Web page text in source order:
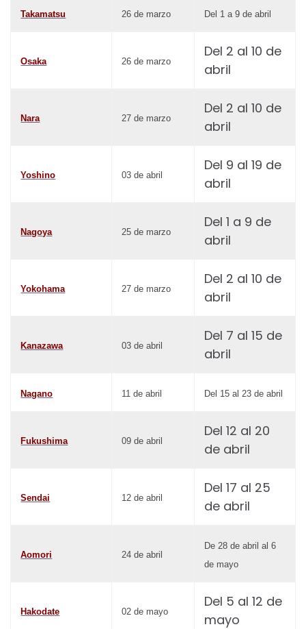
Takamatsu 26 de marzo Del 1 a 9 de abril
Osaka 26 de marzo
Del 2 al 10 de
abril
Nara 27 de marzo
Del 2 al 10 de
abril
Yoshino 03 de abril
Del 9 al 19 de
abril
Nagoya 25 de marzo
Del 1 a 9 de
abril
Yokohama 27 de marzo
Del 2 al 10 de
abril
Kanazawa 03 de abril
Del 7 al 15 de
abril
Nagano 11 de abril Del 15 al 23 de abril
Fukushima 09 de abril
Del 12 al 20
de abril
Sendai 12 de abril
Del 17 al 25
de abril
Aomori 24 de abril
De 28 de abril al 6
de mayo
Hakodate 02 de mayo
Del 5 al 12 de
mayo